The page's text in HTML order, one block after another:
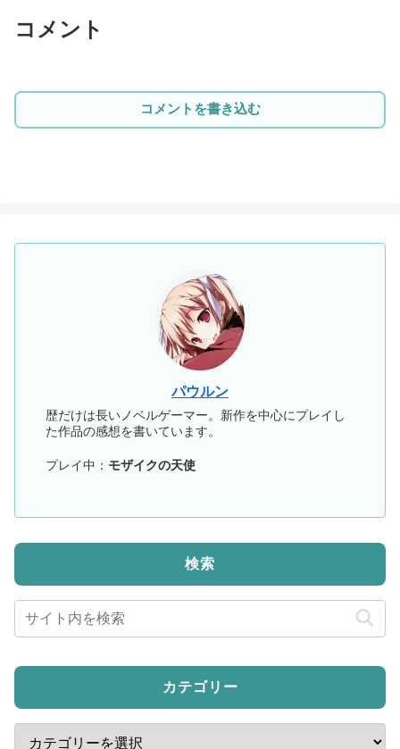
コメント
コメントを書き込む
パウルン
歴だけは長いノベルゲーマー。新作を中心にプレイし
た作品の感想を書いています。
プレイ中： モザイクの天使
検索
カテゴリー